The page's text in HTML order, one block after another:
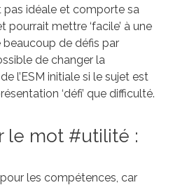
pas idéale et comporte sa
mettre ‘facile’ à une
de défis par
de changer la
l’ESM initiale si le sujet est
‘défi’ que difficulté.
le mot #utilité :
les compétences, car